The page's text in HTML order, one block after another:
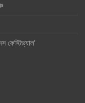
ফেস্টিভ্যাল’